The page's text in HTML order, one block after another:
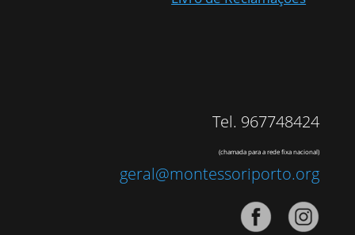
Tel. 967748424
(chamada para a rede fixa nacional)
geral@montessoriporto.org